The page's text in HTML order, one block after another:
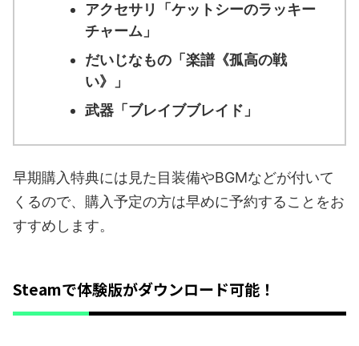
アクセサリ「ケットシーのラッキー
チャーム」
だいじなもの「楽譜《孤高の戦
い》」
武器「ブレイブブレイド」
早期購入特典には見た目装備やBGMなどが付いて
くるので、購入予定の方は早めに予約することをお
すすめします。
Steamで体験版がダウンロード可能！